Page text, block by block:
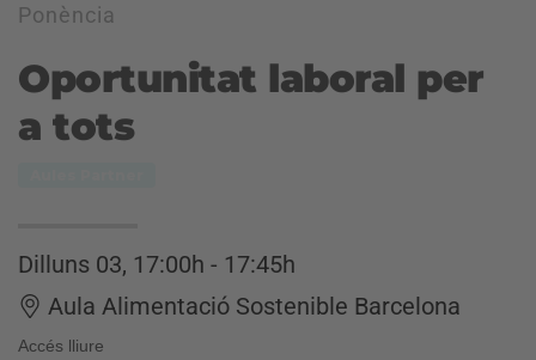
Ponència
Oportunitat laboral per
a tots
Dilluns 03, 17:00h - 17:45h
Aula Alimentació Sostenible Barcelona
Accés lliure